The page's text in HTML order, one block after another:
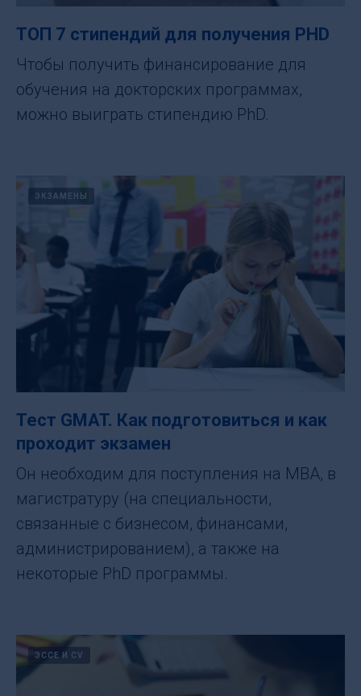
ТОП 7 стипендий для получения PHD
Чтобы получить финансирование для
обучения на докторских программах,
можно выиграть стипендию PhD.
ЭКЗАМЕНЫ
Тест GMAT. Как подготовиться и как
проходит экзамен
Он необходим для поступления на МВА, в
магистратуру (на специальности,
связанные с бизнесом, финансами,
администрированием), а также на
некоторые PhD программы.
ЭССЕ И CV